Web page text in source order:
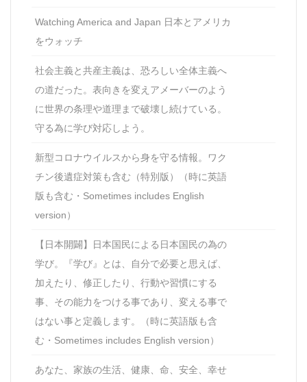
Watching America and Japan 日本とアメリカ
をウォッチ
社会主義と共産主義は、恐ろしい全体主義へ
の道だった。表向きを変えアメーバーのよう
に世界の条理や道理まで破壊し続けている。
守る為に学び対応しよう。
新型コロナウイルスから身を守る情報。ワク
チン後遺症対策も含む（特別版）（時に英語
版も含む・Sometimes includes English
version）
【日本開闢】日本国民による日本国民の為の
学び。『学び』とは、自分で必要と思えば、
加えたり、修正したり、行動や習慣にする
事、その能力をつける事であり、変える事で
はない事と定義します。（時に英語版も含
む・Sometimes includes English version）
あなた、家族の生活、健康、命、安全、幸せ